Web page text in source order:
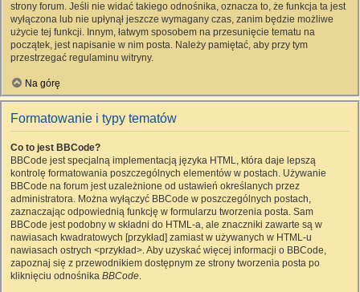
strony forum. Jeśli nie widać takiego odnośnika, oznacza to, że funkcja ta jest
wyłączona lub nie upłynął jeszcze wymagany czas, zanim będzie możliwe
użycie tej funkcji. Innym, łatwym sposobem na przesunięcie tematu na
początek, jest napisanie w nim posta. Należy pamiętać, aby przy tym
przestrzegać regulaminu witryny.
Na górę
Formatowanie i typy tematów
Co to jest BBCode?
BBCode jest specjalną implementacją języka HTML, która daje lepszą
kontrolę formatowania poszczególnych elementów w postach. Używanie
BBCode na forum jest uzależnione od ustawień określanych przez
administratora. Można wyłączyć BBCode w poszczególnych postach,
zaznaczając odpowiednią funkcję w formularzu tworzenia posta. Sam
BBCode jest podobny w składni do HTML-a, ale znaczniki zawarte są w
nawiasach kwadratowych [przykład] zamiast w używanych w HTML-u
nawiasach ostrych <przykład>. Aby uzyskać więcej informacji o BBCode,
zapoznaj się z przewodnikiem dostępnym ze strony tworzenia posta po
kliknięciu odnośnika BBCode.